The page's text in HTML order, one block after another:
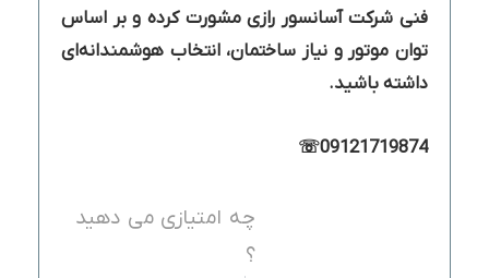
فنی شرکت آسانسور رازی مشورت کرده و بر اساس
توان موتور و نیاز ساختمان، انتخاب هوشمندانه‌ای
داشته باشید.
09121719874
☏
چه امتیازی می دهید
؟